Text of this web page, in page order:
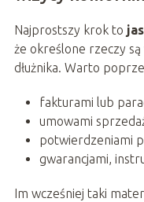
Najprostszy krok to
że określone rzeczy są
dłużnika. Warto
fakturami lub
umowami
potwierdzeniami
gwarancjami,
Im wcześniej taki